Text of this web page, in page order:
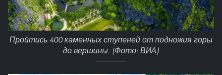
Пройтись 400 каменных ступеней от подножия горы
до вершины. (Фото: ВИА)